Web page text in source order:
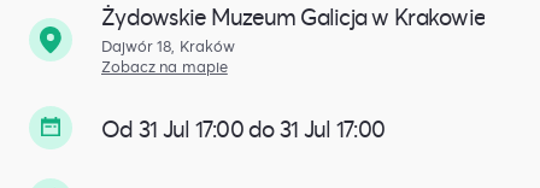
Żydowskie Muzeum Galicja w Krakowie
Dajwór 18, Kraków
Zobacz na mapie
Od 31 Jul 17:00 do 31 Jul 17:00